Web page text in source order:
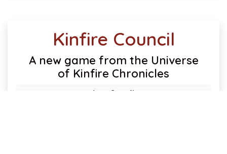
Kinfire Council
A new game from the Universe
of Kinfire Chronicles
(Completed)